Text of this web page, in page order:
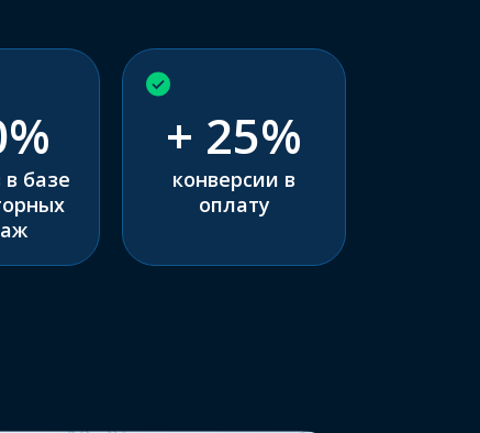
базе
+ 25%
конверсии в
оплату